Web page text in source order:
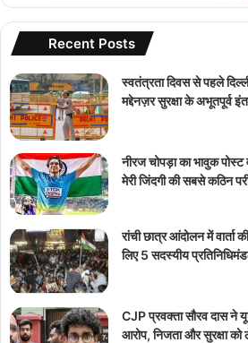
Recent Posts
स्वतंत्रता दिवस से पहले
मद्देनज़र सुरक्षा के अभूतपूर्व
नीरज चोपड़ा का भावुक
मेरी जिंदगी की सबसे कठिन
रांची छात्र आंदोलन में वार्ता
लिए 5 सदस्यीय
CJP प्रवक्ता सौरव दास ने
आरोप, निजता और सुरक्षा